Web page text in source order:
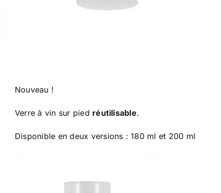
Nouveau !
Verre à vin sur pied réutilisable.
Disponible en deux versions : 180 ml et 200 ml